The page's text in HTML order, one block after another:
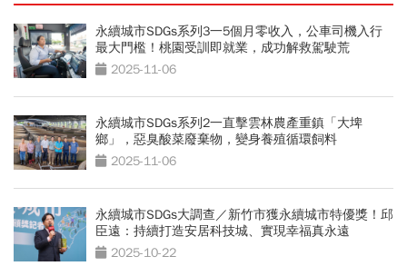
永續城市SDGs系列3一5個月零收入，公車司機入行
最大門檻！桃園受訓即就業，成功解救駕駛荒
2025-11-06
永續城市SDGs系列2一直擊雲林農產重鎮「大埤
鄉」，惡臭酸菜廢棄物，變身養殖循環飼料
2025-11-06
永續城市SDGs大調查／新竹市獲永續城市特優獎！邱
臣遠：持續打造安居科技城、實現幸福真永遠
2025-10-22